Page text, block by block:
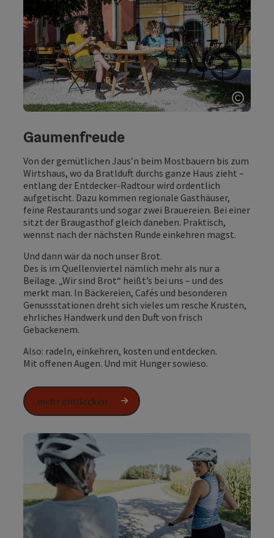
Gaumenfreude
Von der gemütlichen Jaus’n beim Mostbauern bis zum
Wirtshaus, wo da Bratlduft durchs ganze Haus zieht –
entlang der Entdecker-Radtour wird ordentlich
aufgetischt. Dazu kommen regionale Gasthäuser,
feine Restaurants und sogar zwei Brauereien. Bei einer
sitzt der Braugasthof gleich daneben. Praktisch,
wennst nach der nächsten Runde einkehren magst.
Und dann wär da noch unser Brot.
Des is im Quellenviertel nämlich mehr als nur a
Beilage. „Wir sind Brot“ heißt’s bei uns – und des
merkt man. In Bäckereien, Cafés und besonderen
Genussstationen dreht sich vieles um resche Krusten,
ehrliches Handwerk und den Duft von frisch
Gebackenem.
Also: radeln, einkehren, kosten und entdecken.
Mit offenen Augen. Und mit Hunger sowieso.
mehr entdecken